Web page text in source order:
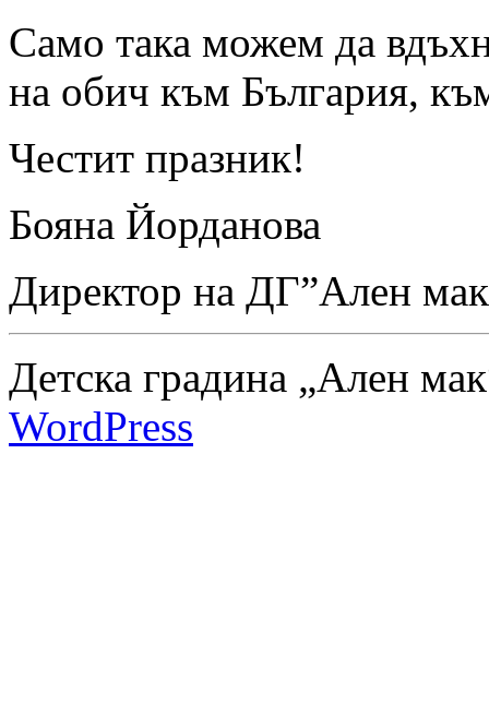
Само така можем да
на обич към България,
Честит празник!
Бояна Йорданова
Директор на ДГ”Ален
Детска градина „Ален
WordPress